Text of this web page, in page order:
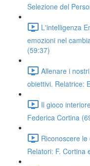
Selezione del
L'intelligenza
emozioni nel
(59:37)
Allenare i
obiettivi. Relatrice:
Il gioco
Federica Cortina
Riconoscere
Relatori: F. Cortina